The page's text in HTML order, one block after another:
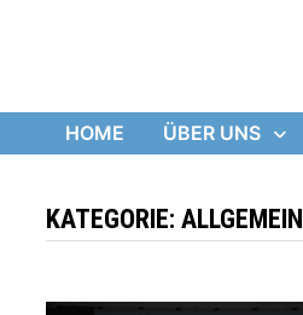
HOME ÜBER UNS
KATEGORIE:ALLGEMEIN